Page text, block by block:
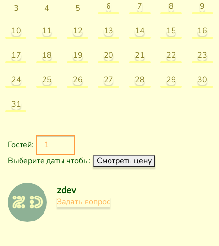
3 4 5 6 7 8 9
10 11 12 13 14 15 16
17 18 19 20 21 22 23
24 25 26 27 28 29 30
31
Гостей:
Выберите даты чтобы:
Смотреть цену
zdev
Задать вопрос